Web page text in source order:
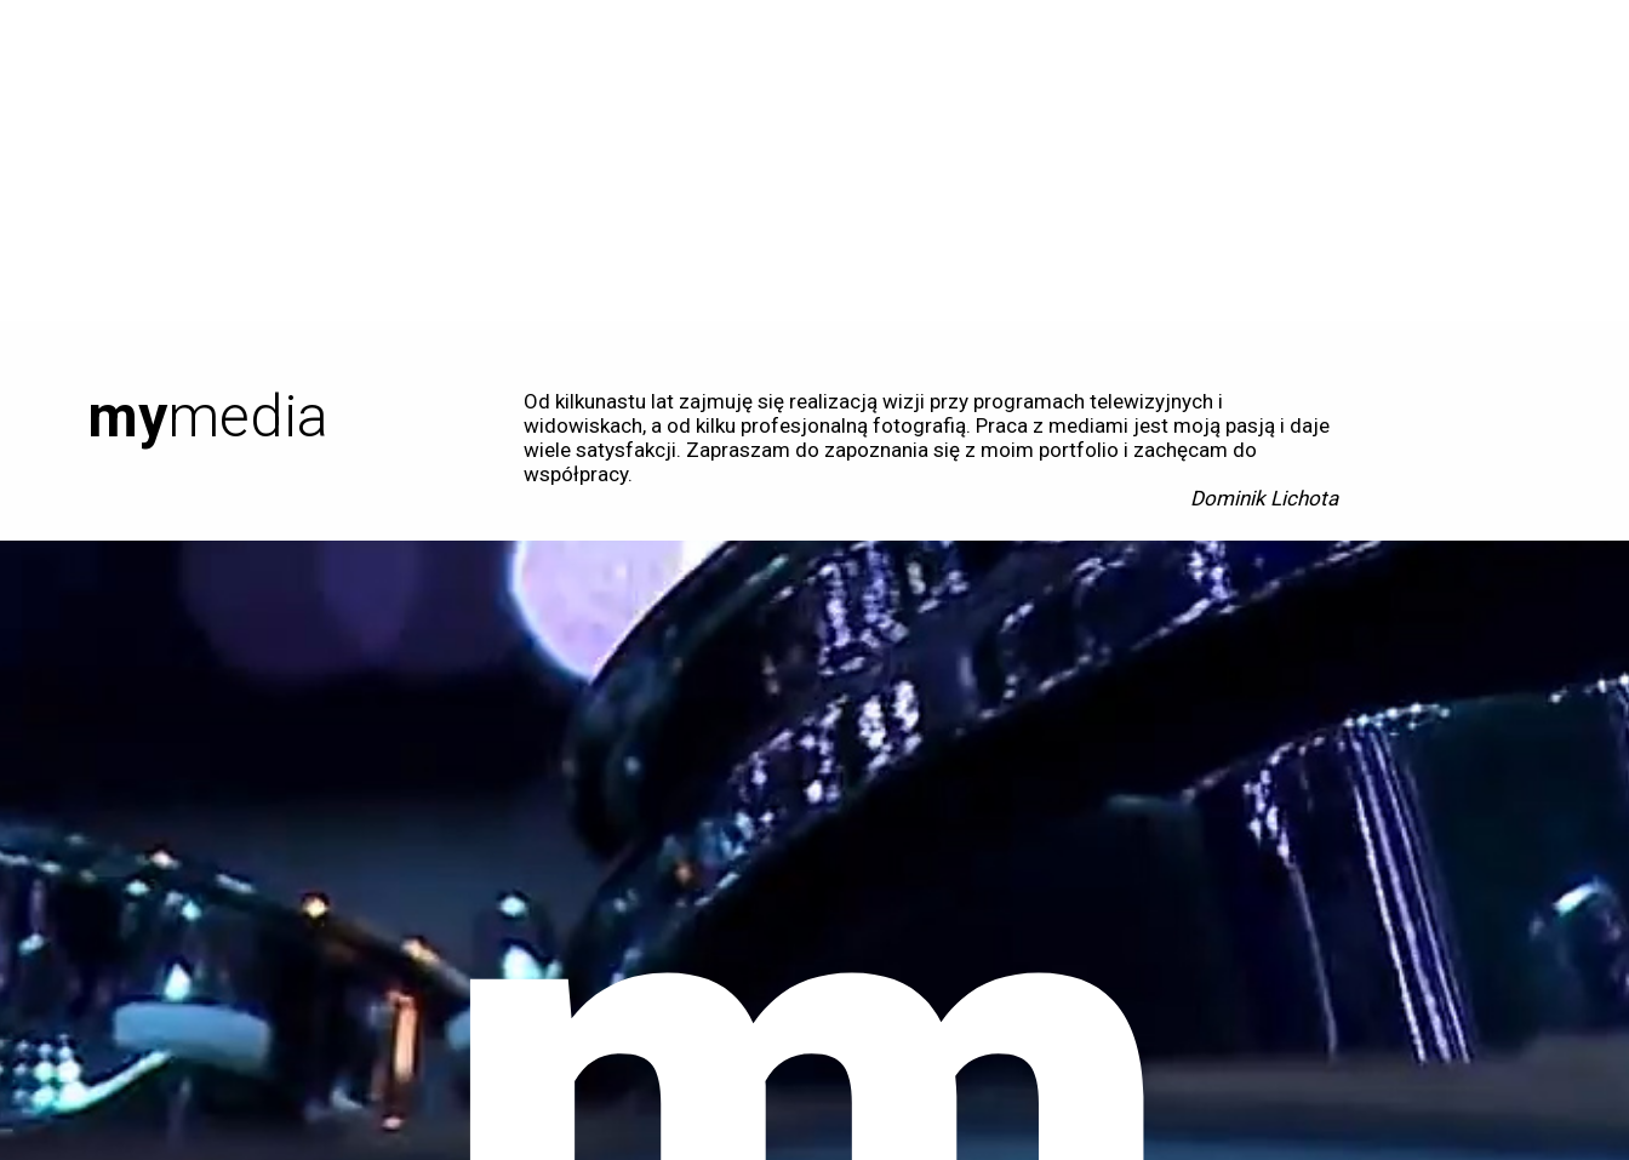
mymedia
Od kilkunastu lat zajmuję się realizacją wizji przy programach telewizyjnych i
widowiskach, a od kilku profesjonalną fotografią. Praca z mediami jest moją pasją i daje
wiele satysfakcji. Zapraszam do zapoznania się z moim portfolio i zachęcam do
współpracy.
Dominik Lichota